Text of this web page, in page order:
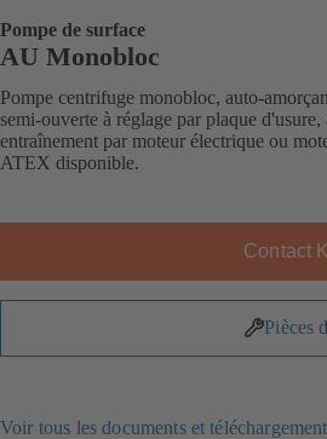
Pompe de surface
AU Monobloc
Pompe centrifuge monobloc, auto-
semi-ouverte à réglage par plaque
entraînement par moteur électrique ou
ATEX disponible.
Contact
Pièces
Voir tous les documents et